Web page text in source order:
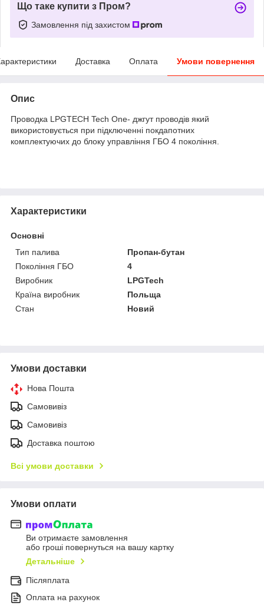
Що таке купити з Пром?
Замовлення під захистом
Доставка Оплата Умови повернення
Опис
Проводка LPGTECH Tech One- джгут проводів який
використовується при підключенні покдапотних
комплектуючих до блоку управління ГБО 4 покоління.
Характеристики
Основні
Тип палива
Пропан-бутан
Покоління ГБО
4
Виробник
LPGTech
Країна виробник
Польща
Стан
Новий
Умови доставки
Нова Пошта
Самовивіз
Самовивіз
Доставка поштою
Всі умови доставки
Умови оплати
Ви отримаєте замовлення
або гроші повернуться на вашу картку
Детальніше
Післяплата
Оплата на рахунок